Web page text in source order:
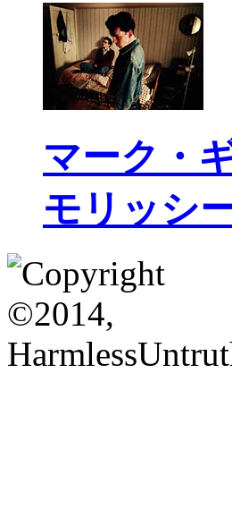
マーク・
モリッシ